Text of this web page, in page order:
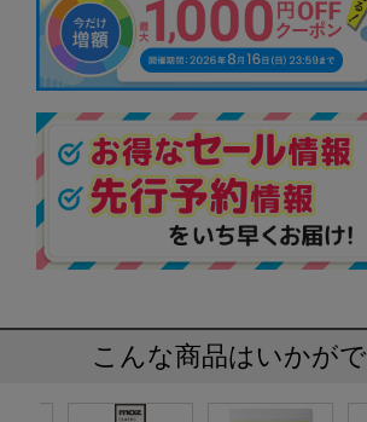
こんな商品はいかが